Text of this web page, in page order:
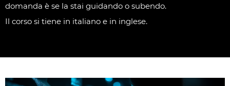
domanda è se la stai guidando o subendo.
Il corso si tiene in italiano e in inglese.